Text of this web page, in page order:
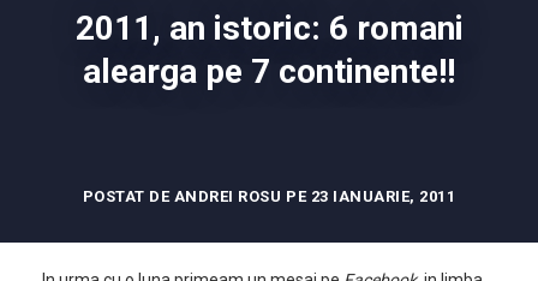
2011, an istoric: 6 romani
alearga pe 7 continente!!
POSTAT DE ANDREI ROSU PE 23 IANUARIE, 2011